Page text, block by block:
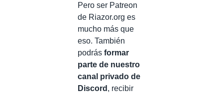
Pero ser Patreon
de Riazor.org es
mucho más que
eso. También
podrás formar
parte de nuestro
canal privado de
Discord , recibir